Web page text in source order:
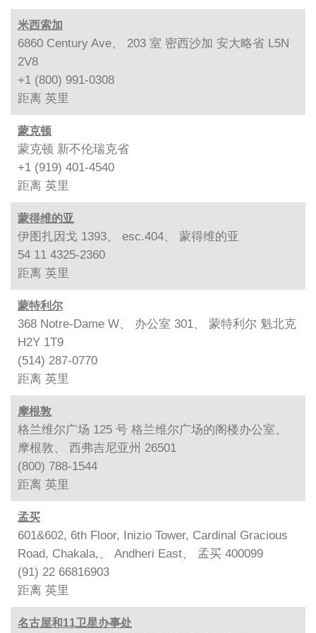
米西索加
6860 Century Ave、 203 室 密西沙加 安大略省 L5N
2V8
+1 (800) 991-0308
距离 英里
蒙克顿
蒙克顿 新不伦瑞克省
+1 (919) 401-4540
距离 英里
蒙得维的亚
伊图扎因戈 1393、 esc.404、 蒙得维的亚
54 11 4325-2360
距离 英里
蒙特利尔
368 Notre-Dame W、 办公室 301、 蒙特利尔 魁北克
H2Y 1T9
(514) 287-0770
距离 英里
摩根敦
格兰维尔广场 125 号 格兰维尔广场的阁楼办公室、
摩根敦、 西弗吉尼亚州 26501
(800) 788-1544
距离 英里
孟买
601&602, 6th Floor, Inizio Tower, Cardinal Gracious
Road, Chakala,、 Andheri East、 孟买 400099
(91) 22 66816903
距离 英里
名古屋和11卫星办事处